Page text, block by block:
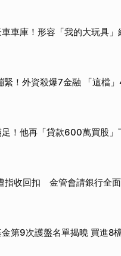
車庫！形容「我的大玩具
緊！外資殺爆7金融 「這檔
！他再「貸款600萬買股
指收回扣 金管會請銀行全
第9次護盤名單揭曉 買進8